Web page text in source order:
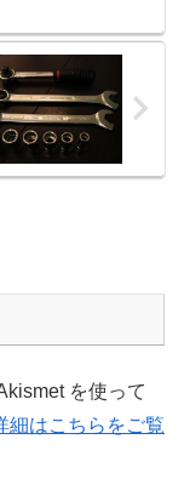
を使って
細はこちらをご覧